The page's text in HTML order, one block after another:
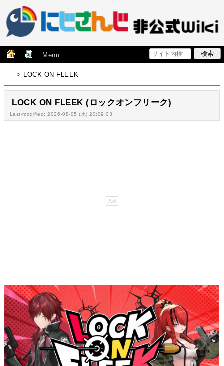
Menu
> LOCK ON FLEEK
LOCK ON FLEEK (ロックオンフリーク)
Last-modified: 2026-08-05 (水) 20:09:03